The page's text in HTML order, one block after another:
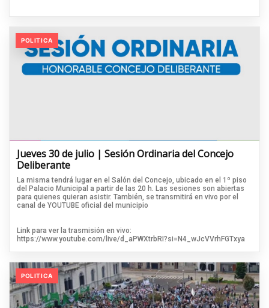
POLITICA
Jueves 30 de julio | Sesión Ordinaria del Concejo
Deliberante
La misma tendrá lugar en el Salón del Concejo, ubicado en el 1º piso
del Palacio Municipal a partir de las 20 h. Las sesiones son abiertas
para quienes quieran asistir. También, se transmitirá en vivo por el
canal de YOUTUBE oficial del municipio
Link para ver la trasmisión en vivo:
https://www.youtube.com/live/d_aPWXtrbRI?si=N4_wJcVVrhFGTxya
POLITICA